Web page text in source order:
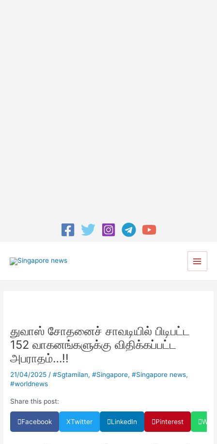
Main
Menu
துவாஸ் சோதனைச் சாவடியில் பிடிபட்ட
152 வாகனங்களுக்கு விதிக்கப்பட்ட
அபராதம்…!!
21/04/2025/#Sgtamilan,#Singapore,#Singapore news,
#worldnews
Share this post:
Facebook XTwitter LinkedIn Pinterest